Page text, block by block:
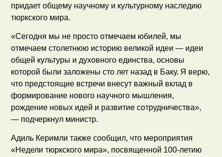
придает общему научному и культурному наследию
тюркского мира.
«Сегодня мы не просто отмечаем юбилей, мы
отмечаем столетнюю историю великой идеи — идеи
общей культуры и духовного единства, основы
которой были заложены сто лет назад в Баку. Я верю,
что предстоящие встречи внесут важный вклад в
формирование нового научного мышления,
рождение новых идей и развитие сотрудничества»,
— подчеркнул министр.
Адиль Керимли также сообщил, что мероприятия
«Недели тюркского мира», посвященной 100-летию